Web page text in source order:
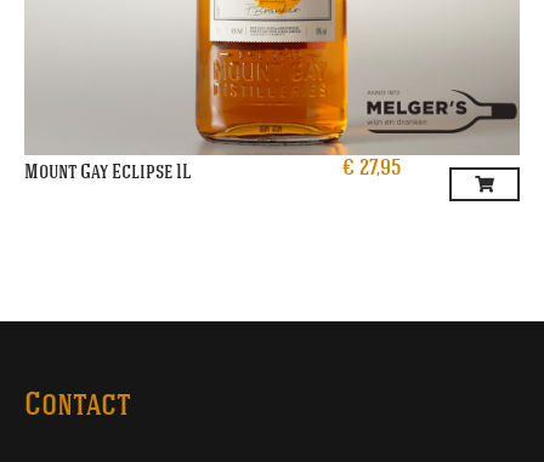
Mount Gay Eclipse 1L € 27,95
Contact